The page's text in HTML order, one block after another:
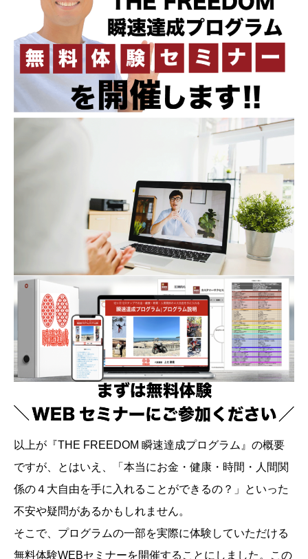
以上が『THE FREEDOM 瞬速達成プログラム』の概要
ですが、とはいえ、「本当にお金・健康・時間・人間関
係の４大自由を手に入れることができるの？」といった
不安や疑問があるかもしれません。
そこで、プログラムの一部を実際に体験していただける
無料体験WEBセミナーを開催することにしました。この